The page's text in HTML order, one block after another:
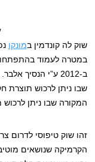
שוק לה קונדמין במונקו
במטרה לעמוד
שבו ניתן לרכוש תוצרת
המקורה שבו ניתן לרכוש
זהו שוק טיפוסי לדרום
הקרמיקה שנושאים